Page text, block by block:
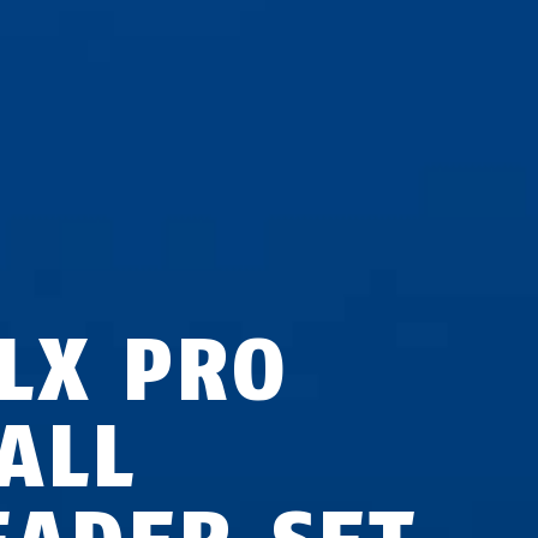
PRO